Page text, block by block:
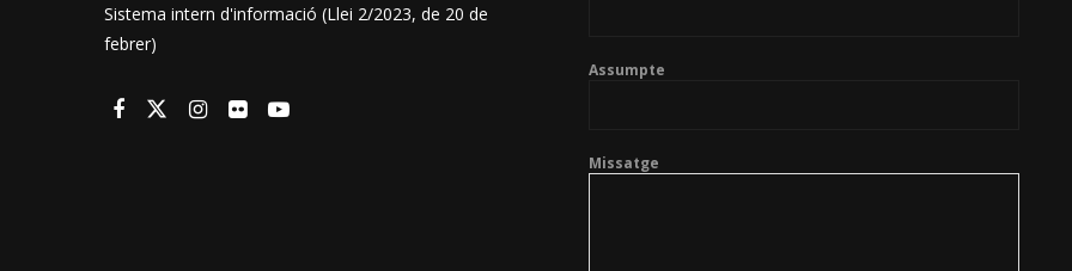
Sistema intern d'informació (Llei 2/2023, de 20 de
febrer)
Assumpte
Missatge